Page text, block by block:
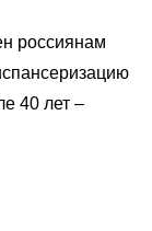
россиянам
40 лет –